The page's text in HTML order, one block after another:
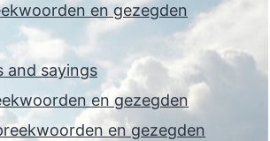
en gezegden
and sayings
en gezegden
en gezegden